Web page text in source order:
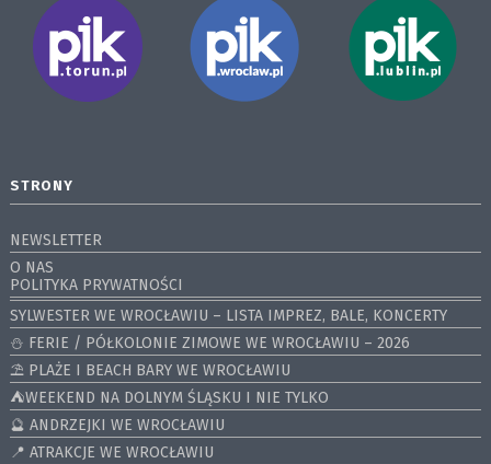
STRONY
NEWSLETTER
O NAS
POLITYKA PRYWATNOŚCI
SYLWESTER WE WROCŁAWIU – LISTA IMPREZ, BALE, KONCERTY
⛄️ FERIE / PÓŁKOLONIE ZIMOWE WE WROCŁAWIU – 2026
⛱️ PLAŻE I BEACH BARY WE WROCŁAWIU
⛺️WEEKEND NA DOLNYM ŚLĄSKU I NIE TYLKO
🔮 ANDRZEJKI WE WROCŁAWIU
📍 ATRAKCJE WE WROCŁAWIU